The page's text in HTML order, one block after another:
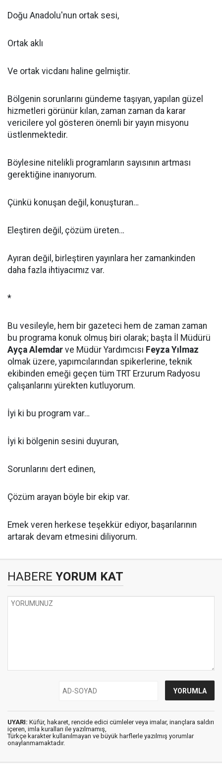
Doğu Anadolu'nun ortak sesi,
Ortak aklı
Ve ortak vicdanı haline gelmiştir.
Bölgenin sorunlarını gündeme taşıyan, yapılan güzel
hizmetleri görünür kılan, zaman zaman da karar
vericilere yol gösteren önemli bir yayın misyonu
üstlenmektedir.
Böylesine nitelikli programların sayısının artması
gerektiğine inanıyorum.
Çünkü konuşan değil, konuşturan…
Eleştiren değil, çözüm üreten…
Ayıran değil, birleştiren yayınlara her zamankinden
daha fazla ihtiyacımız var.
*
Bu vesileyle, hem bir gazeteci hem de zaman zaman
bu programa konuk olmuş biri olarak; başta İl Müdürü
Ayça Alemdar ve Müdür Yardımcısı Feyza Yılmaz
olmak üzere, yapımcılarından spikerlerine, teknik
ekibinden emeği geçen tüm TRT Erzurum Radyosu
çalışanlarını yürekten kutluyorum.
İyi ki bu program var…
İyi ki bölgenin sesini duyuran,
Sorunlarını dert edinen,
Çözüm arayan böyle bir ekip var.
Emek veren herkese teşekkür ediyor, başarılarının
artarak devam etmesini diliyorum.
HABERE YORUM KAT
UYARI: Küfür, hakaret, rencide edici cümleler veya imalar, inançlara saldırı
içeren, imla kuralları ile yazılmamış,
Türkçe karakter kullanılmayan ve büyük harflerle yazılmış yorumlar
onaylanmamaktadır.